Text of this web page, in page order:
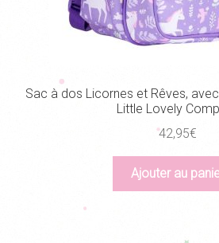
Sac à dos Licornes et Rêves,
Little Lovely
42,95€
Ajouter au